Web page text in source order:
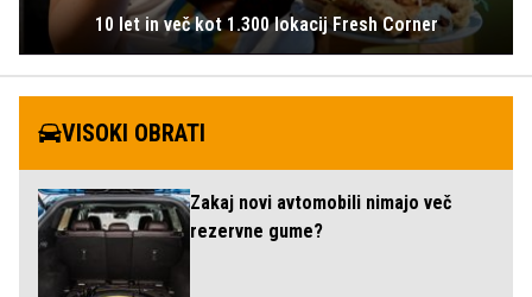
10 let in več kot 1.300 lokacij Fresh Corner
VISOKI OBRATI
Zakaj novi avtomobili nimajo več
rezervne gume?